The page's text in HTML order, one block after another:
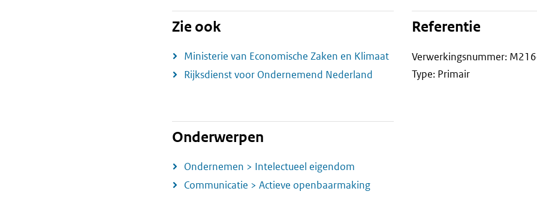
Zie ook
Ministerie van Economische Zaken en Klimaat
Rijksdienst voor Ondernemend Nederland
Referentie
Verwerkingsnummer:
Type: Primair
Onderwerpen
Ondernemen > Intelectueel eigendom
Communicatie > Actieve openbaarmaking